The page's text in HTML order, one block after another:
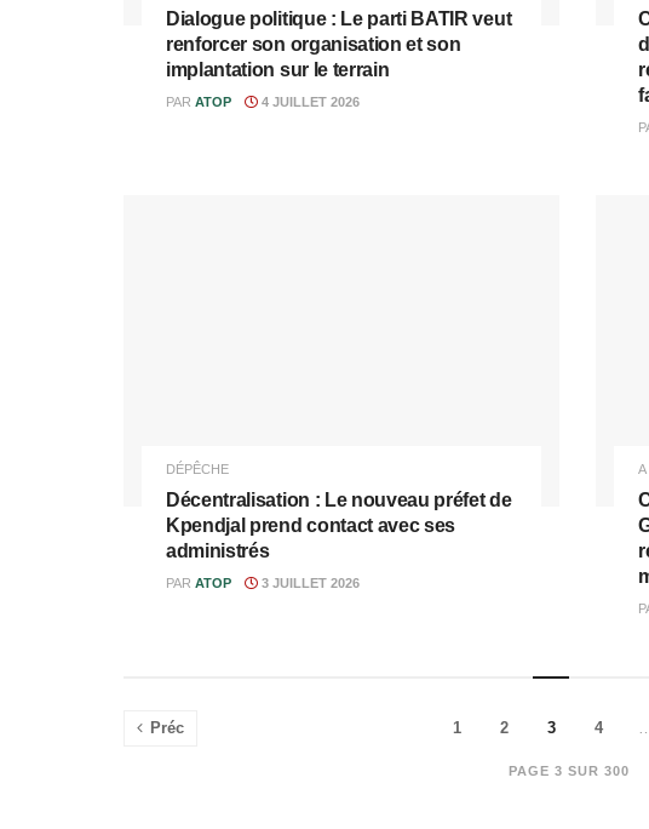
Dialogue politique : Le parti BATIR veut
renforcer son organisation et son
implantation sur le terrain
PAR ATOP 4 JUILLET 2026
DÉPÊCHE
Décentralisation : Le nouveau préfet de
Kpendjal prend contact avec ses
administrés
PAR ATOP 3 JUILLET 2026
A
PAGE 3 SUR 300
Préc 1 2 3 4